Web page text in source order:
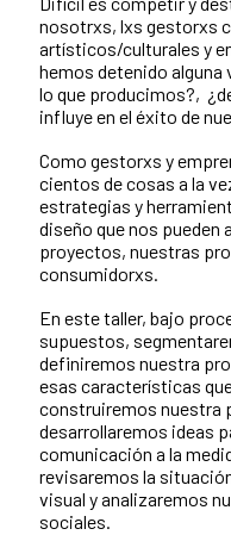
nosotrxs, lxs gestorxs
artísticos/culturales y
hemos detenido alguna
lo que producimos?,
influye en el éxito de
Como gestorxs y
cientos de cosas a la
estrategias y
diseño que nos pueden
proyectos, nuestras
consumidorxs.
En este taller, bajo
supuestos,
definiremos nuestra
esas características
construiremos nuestra
desarrollaremos ideas
comunicación a la
revisaremos la
visual y analizaremos
sociales.